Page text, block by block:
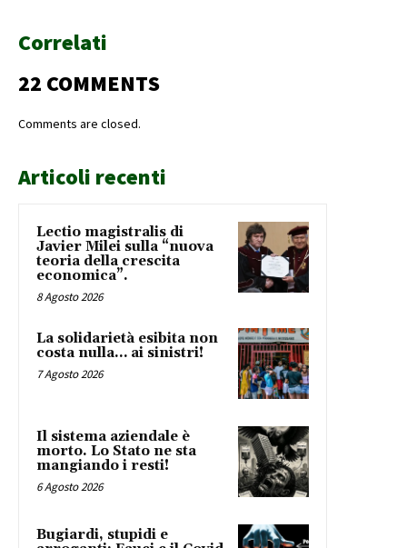
Correlati
22 COMMENTS
Comments are closed.
Articoli recenti
Lectio magistralis di
Javier Milei sulla “nuova
teoria della crescita
economica”.
8 Agosto 2026
La solidarietà esibita non
costa nulla… ai sinistri!
7 Agosto 2026
Il sistema aziendale è
morto. Lo Stato ne sta
mangiando i resti!
6 Agosto 2026
Bugiardi, stupidi e